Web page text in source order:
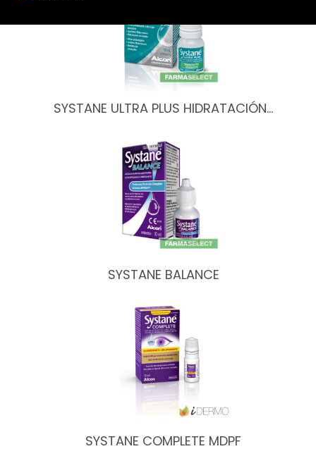
SYSTANE ULTRA PLUS HIDRATACIÓN…
SYSTANE BALANCE
SYSTANE COMPLETE MDPF